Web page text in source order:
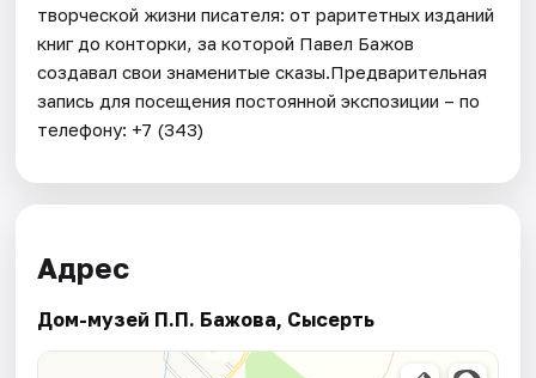
творческой жизни писателя: от раритетных изданий
книг до конторки, за которой Павел Бажов
создавал свои знаменитые сказы.Предварительная
запись для посещения постоянной экспозиции – по
телефону: +7 (343)
Адрес
Дом-музей П.П. Бажова, Сысерть